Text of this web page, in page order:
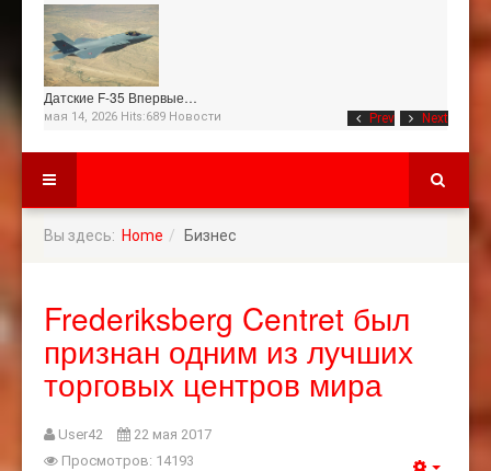
Prev Next
Датские F-35 Впервые…
мая 14, 2026 Hits:689 Новости
Вы здесь: Home Бизнес
Frederiksberg Centret был
признан одним из лучших
торговых центров мира
User42
22 мая 2017
Просмотров: 14193